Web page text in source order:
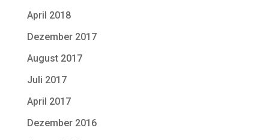
April 2018
Dezember 2017
August 2017
Juli 2017
April 2017
Dezember 2016